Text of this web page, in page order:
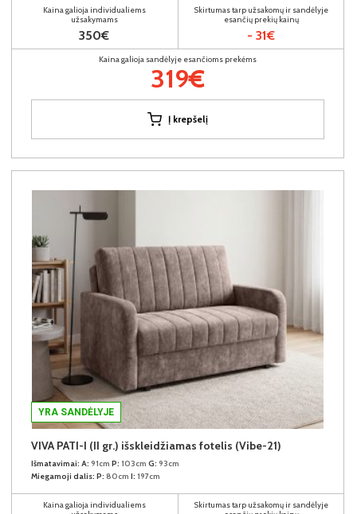
Kaina galioja individualiems
užsakymams
350€
Skirtumas tarp užsakomų ir sandėlyje
esančių prekių kainų
- 31€
Kaina galioja sandėlyje esančioms prekėms
319€
Į krepšelį
YRA SANDĖLYJE
VIVA PATI-I (II gr.) išskleidžiamas fotelis (Vibe-21)
Išmatavimai: A: 91cm P: 103cm G: 93cm
Miegamoji dalis: P: 80cm I: 197cm
Kaina galioja individualiems
Skirtumas tarp užsakomų ir sandėlyje